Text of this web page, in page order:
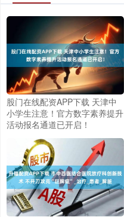
股门在线配资APP下载 天津中
小学生注意！官方数字素养提升
活动报名通道已开启！